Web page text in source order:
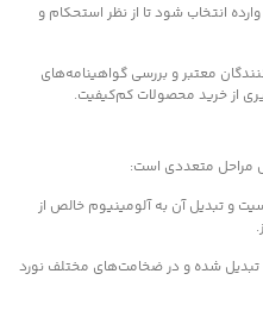
انتخاب شود تا از نظر استحکام و
معتبر و بررسی گواهینامه‌های
از خرید محصولات کم‌کیفیت.
مراحل متعددی است:
و تبدیل آن به آلومینیوم خالص از
شده و در ضخامت‌های مختلف نورد